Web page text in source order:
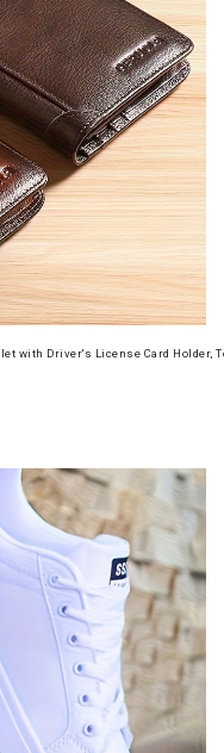
with Driver's License Card Holder,